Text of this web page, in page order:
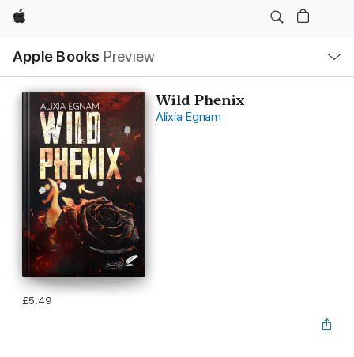
Apple
Apple Books Preview
Nav
Open
Menu
Wild Phenix
Alixia Egnam
£5.49